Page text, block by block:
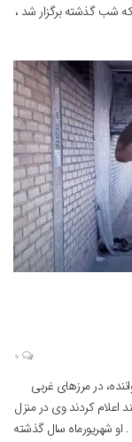
شب گذشته برگزار شد ،
0
در مرزهای غربی
اعلام کردند وی در منزل
شهریورماه سال گذشته